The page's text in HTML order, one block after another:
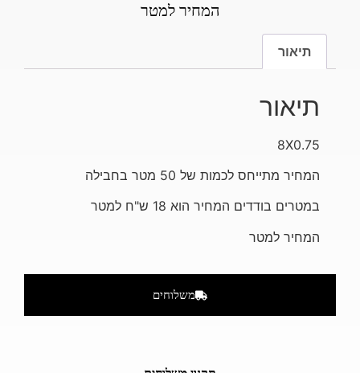
המחיר למטר
תיאור
תיאור
8X0.75
המחיר מתייחס לכמות של 50 מטר בחבילה
במטרים בודדים המחיר הוא 18 ש"ח למטר
המחיר למטר
משלוחים